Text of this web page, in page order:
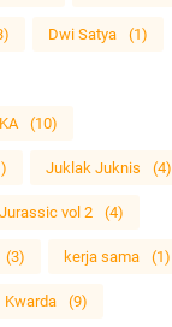
Dwi Satya (1)
(10)
Juklak Juknis (4)
Jurassic vol 2 (4)
(3) kerja sama (1)
Kwarda (9)